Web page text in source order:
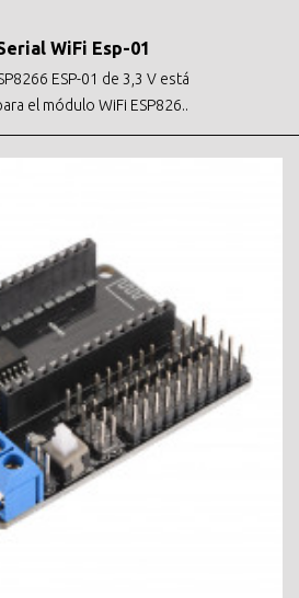
WiFi Esp-01
ESP-01 de 3,3 V está
el módulo WiFi ESP826..